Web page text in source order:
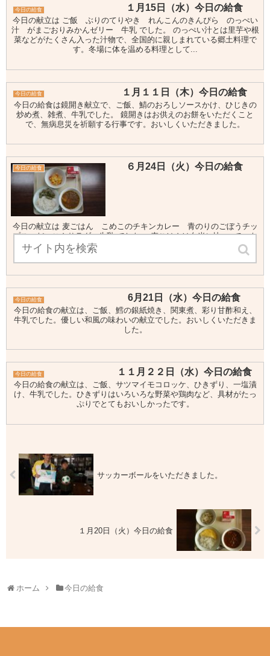
今日の給食 １月15日（水）今日の給食
今日の献立は ご飯 ぶりのてりやき れんこんのきんぴら のっぺい
汁 がまごおりみかんゼリー 牛乳 でした。 のっぺい汁とは里芋や根
菜などがたくさん入った汁物で、全国的に親しまれている郷土料理で
す。冬場に体を温める料理として...
今日の給食 １月１１日（木）今日の給食
今日の給食は鏡開き献立で、ご飯、鯖のおろしソースかけ、ひじきの
炒め煮、雑煮、牛乳でした。 鏡開きはお供えのお餅をいただくこと
で、無病息災を祈願する行事です。おいしくいただきました。
今日の給食 ６月24日（火）今日の給食
今日の献立は 麦ごはん こめこのチキンカレー 青のりのごぼうチッ
プス だいこんサラダ 牛乳 でした。 麦ごはんは白米に比べ. て、も
ちもちプチプチした食感で、よくかむことができます。麦ごはんの麦
は、パンやめんになる小麦では...
今日の給食 6月21日（水）今日の給食
今日の給食の献立は、ご飯、鱈の銀紙焼き、関東煮、彩り甘酢和え、
牛乳でした。優しい和風の味わいの献立でした。おいしくいただきま
した。
今日の給食 １１月２２日（水）今日の給食
今日の給食の献立は、ご飯、サツマイモコロッケ、ひきずり、一塩漬
け、牛乳でした。ひきずりはいろいろな野菜や鶏肉など、具材がたっ
ぷりでとてもおいしかったです。
サッカーボールをいただきました。
１月20日（火）今日の給食
ホーム 今日の給食